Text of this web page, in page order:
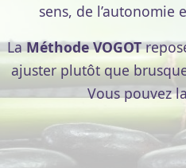
sens, de l’autonomie
LaMéthode VOGOT
ajuster plutôt que
Vous pouvez